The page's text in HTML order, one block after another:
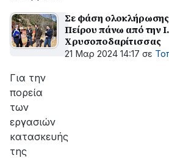
Σε φάση
Πείρου πάνω από την
Χρυσοποδαρίτισσας
21 Μαρ 2024 14:17 σε
Για την
πορεία
των
εργασιών
κατασκευής
της